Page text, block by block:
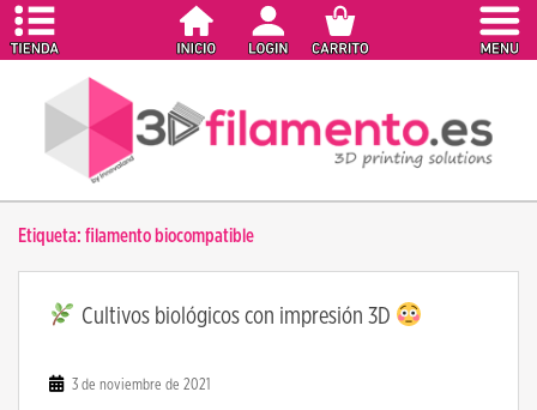
Etiqueta: filamento biocompatible
Cultivos biológicos con impresión 3D
3 de noviembre de 2021